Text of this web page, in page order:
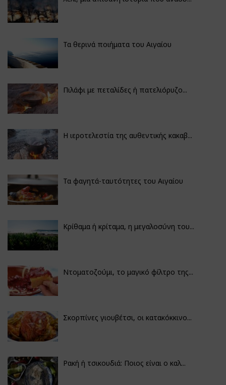
Τα θερινά ποιήματα του Αιγαίου
Πιλάφι με πεταλίδες ή πατελιόρυζο...
Η ιεροτελεστία της αυθεντικής κακαβ...
Τα φαγητά-ταυτότητες του Αιγαίου
Κρίθαμα ή κρίταμα, η μεγαλοσύνη του...
Ντοματοζούμι, το μαγικό φίλτρο της...
Σκορπίνες γιουβέτσι, οι κατακόκκινο...
Ρακή ή τσικουδιά: Ποιος είναι ο καλ...